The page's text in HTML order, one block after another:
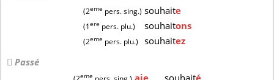
(2eme pers. sing.) souhaite
(1ere pers. plu.) souhaitons
(2eme pers. plu.) souhaitez
Passé
eme